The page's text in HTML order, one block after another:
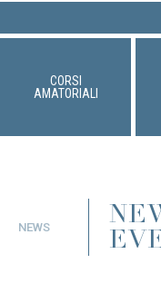
CORSI
AMATORIALI
NEWS